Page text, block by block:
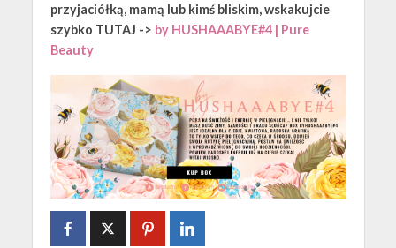
przyjaciółką, mamą lub kimś bliskim, wskakujcie
szybko TUTAJ -> by HUSHAAABYE#4 | Pure
Beauty